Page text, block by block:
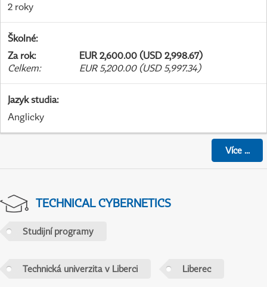
2 roky
Školné:
Za rok:
EUR 2,600.00 (USD 2,998.67)
Celkem: EUR 5,200.00 (USD 5,997.34)
Jazyk studia:
Anglicky
Více...
TECHNICAL CYBERNETICS
Studijní programy
Technická univerzita v Liberci Liberec